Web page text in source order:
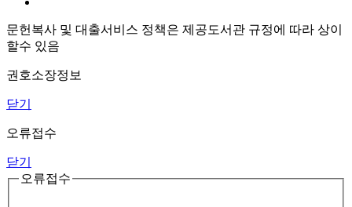
문헌복사 및 대출서비스 정책은 제공도서관 규정에 따라 상이
할수 있음
권호소장정보
닫기
오류접수
닫기
오류접수